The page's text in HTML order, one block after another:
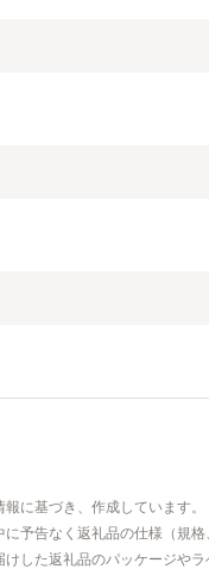
に基づき、作成しています。
予告なく返礼品の仕様（規
した返礼品のパッケージや